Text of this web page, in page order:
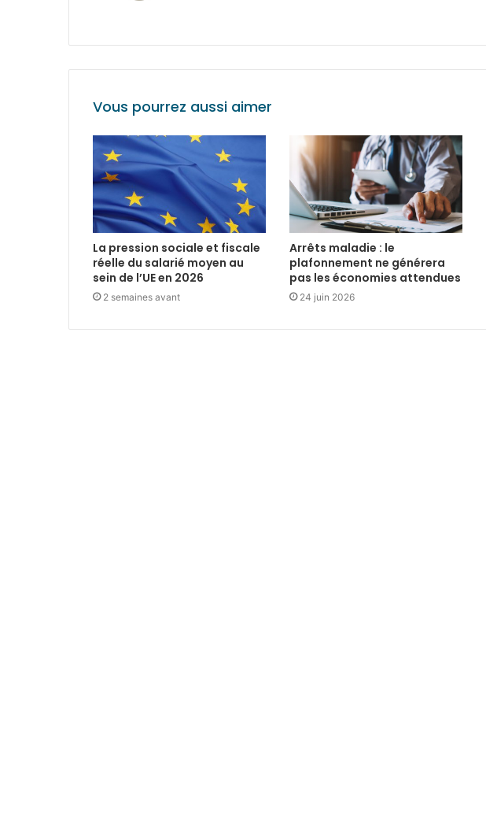
Vous pourrez aussi aimer
La pression sociale et fiscale
réelle du salarié moyen au
sein de l’UE en 2026
2 semaines avant
Arrêts maladie : le
plafonnement ne générera
pas les économies attendues
24 juin 2026